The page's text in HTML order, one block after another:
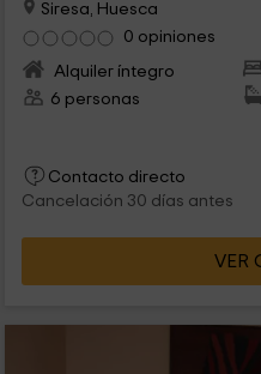
Siresa, Huesca
0 opiniones
Alquiler íntegro
6 personas
Contacto directo
Cancelación 30 días antes
VER